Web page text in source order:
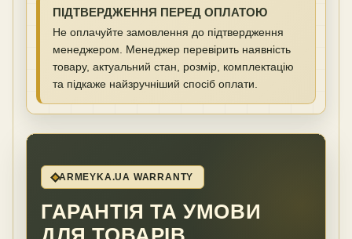
ПІДТВЕРДЖЕННЯ ПЕРЕД ОПЛАТОЮ
Не оплачуйте замовлення до підтвердження
менеджером. Менеджер перевірить наявність
товару, актуальний стан, розмір, комплектацію
та підкаже найзручніший спосіб оплати.
ARMEYKA.UA WARRANTY
ГАРАНТІЯ ТА УМОВИ